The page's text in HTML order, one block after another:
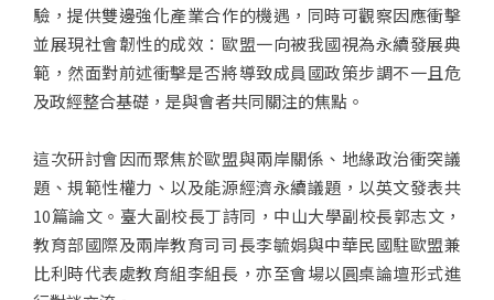
驗，提供雙邊強化產業合作的機遇，同時可觀察因應衝擊
並展現社會韌性的成效：歐盟一向被我國視為永續發展典
範，然面對前述衝擊是否將導致成員國政策步調不一且危
及政經整合基礎，是與會者共同關注的焦點。
這次研討會因而聚焦於歐盟與兩岸關係、地緣政治衝突議
題、規範性權力、以及能源經濟永續議題，以英文發表共
10篇論文。臺大副校長丁詩同，中山大學副校長郭志文，
教育部國際及兩岸教育司司長李毓娟與中華民國駐歐盟兼
比利時代表處教育組李組長，亦至會場以圓桌論壇形式進